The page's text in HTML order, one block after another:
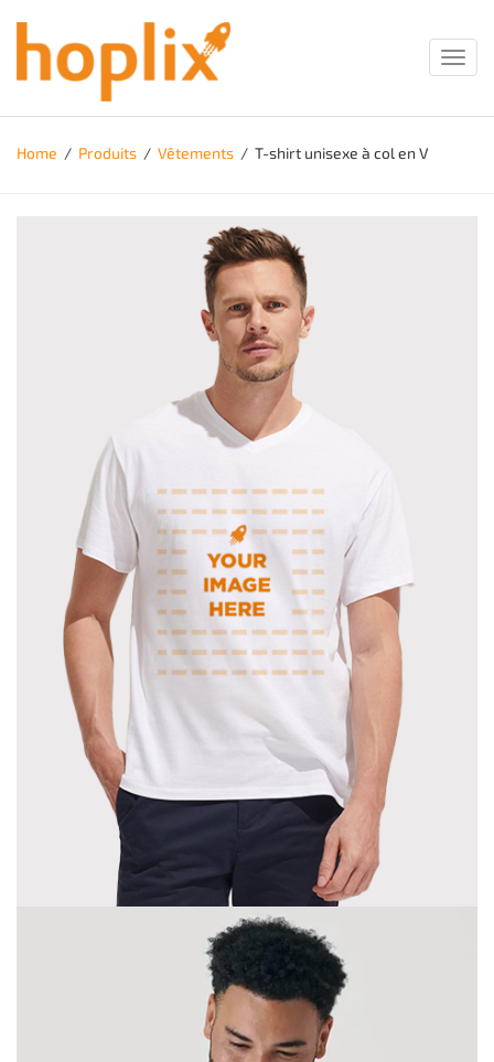
Home / Produits / Vêtements / T-shirt unisexe à col en V